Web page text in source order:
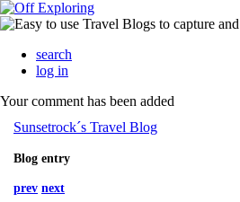
search
log in
Your comment has been added
Sunsetrock´s Travel Blog
Blog entry
prev next